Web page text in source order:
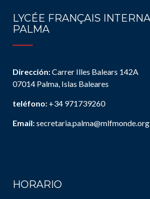
LYCÉE FRANÇAIS
PALMA
Dirección:Carrer Illes Balears 142A
07014 Palma, Islas Baleares
teléfono: +34 971739260
Email:secretaria.palma@mlfmonde.org
HORARIO